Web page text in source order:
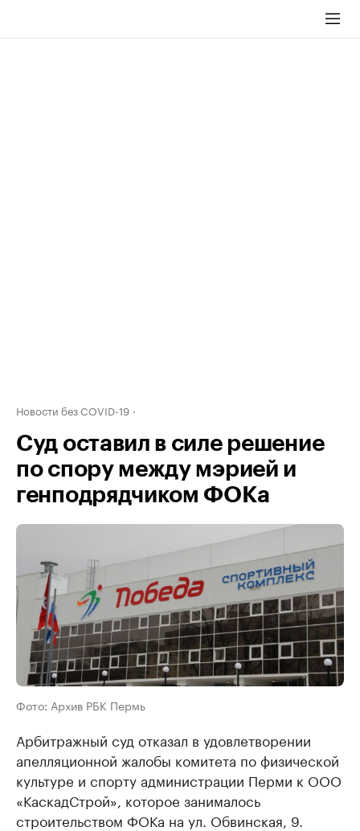
Новости без COVID-19
Суд оставил в силе решение
по спору между мэрией и
генподрядчиком ФОКа
Фото: Архив РБК Пермь
Арбитражный суд отказал в удовлетворении
апелляционной жалобы комитета по физической
культуре и спорту администрации Перми к ООО
«КаскадСтрой», которое занималось
строительством ФОКа на ул. Обвинская, 9.